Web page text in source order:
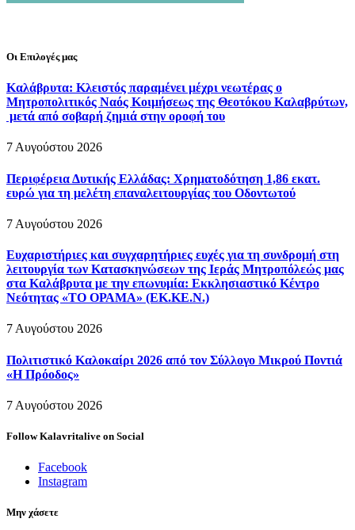
Οι Επιλογές μας
Καλάβρυτα: Κλειστός παραμένει μέχρι νεωτέρας ο
Μητροπολιτικός Ναός Κοιμήσεως της Θεοτόκου Καλαβρύτων,
μετά από σοβαρή ζημιά στην οροφή του
7 Αυγούστου 2026
Περιφέρεια Δυτικής Ελλάδας: Χρηματοδότηση 1,86 εκατ.
ευρώ για τη μελέτη επαναλειτουργίας του Οδοντωτού
7 Αυγούστου 2026
Ευχαριστήριες και συγχαρητήριες ευχές για τη συνδρομή στη
λειτουργία των Κατασκηνώσεων της Ιεράς Μητροπόλεώς μας
στα Καλάβρυτα με την επωνυμία: Εκκλησιαστικό Κέντρο
Νεότητας «ΤΟ ΟΡΑΜΑ» (ΕΚ.ΚΕ.Ν.)
7 Αυγούστου 2026
Πολιτιστικό Καλοκαίρι 2026 από τον Σύλλογο Μικρού Ποντιά
«Η Πρόοδος»
7 Αυγούστου 2026
Follow Kalavritalive on Social
Facebook
Instagram
Μην χάσετε